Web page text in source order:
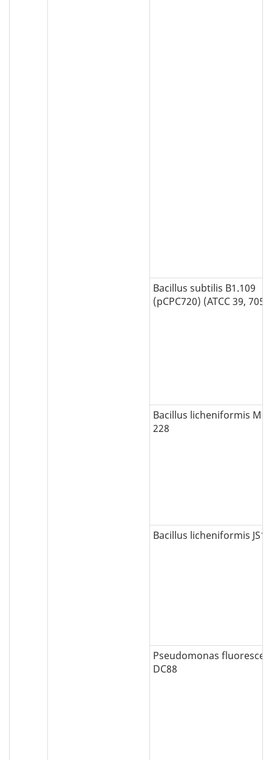
Bacillus subtilis B1.109
(pCPC720) (ATCC 39, 705)
Bacillus licheniformis
228
Bacillus licheniformis
Pseudomonas
DC88